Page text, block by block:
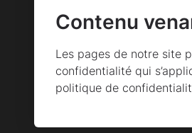
Contenu
Les pages de notre site
confidentialité qui
politique de